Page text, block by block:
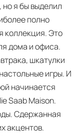
я бы выделил
полно
коллекция. Это
дома и офиса.
шкатулки
игры. И
начинается
Saab Maison.
Сдержанная
акцентов.